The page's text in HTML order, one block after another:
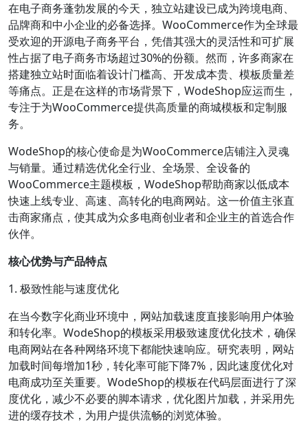
在电子商务蓬勃发展的今天，独立站建设已成为跨境电商、
品牌商和中小企业的必备选择。WooCommerce作为全球最
受欢迎的开源电子商务平台，凭借其强大的灵活性和可扩展
性占据了电子商务市场超过30%的份额。然而，许多商家在
搭建独立站时面临着设计门槛高、开发成本贵、模板质量差
等痛点。正是在这样的市场背景下，WodeShop应运而生，
专注于为WooCommerce提供高质量的商城模板和定制服
务。
WodeShop的核心使命是为WooCommerce店铺注入灵魂
与销量。通过精选优化全行业、全场景、全设备的
WooCommerce主题模板，WodeShop帮助商家以低成本
快速上线专业、高速、高转化的电商网站。这一价值主张直
击商家痛点，使其成为众多电商创业者和企业主的首选合作
伙伴。
核心优势与产品特点
1. 极致性能与速度优化
在当今数字化商业环境中，网站加载速度直接影响用户体验
和转化率。WodeShop的模板采用极致速度优化技术，确保
电商网站在各种网络环境下都能快速响应。研究表明，网站
加载时间每增加1秒，转化率可能下降7%，因此速度优化对
电商成功至关重要。WodeShop的模板在代码层面进行了深
度优化，减少不必要的脚本请求，优化图片加载，并采用先
进的缓存技术，为用户提供流畅的浏览体验。